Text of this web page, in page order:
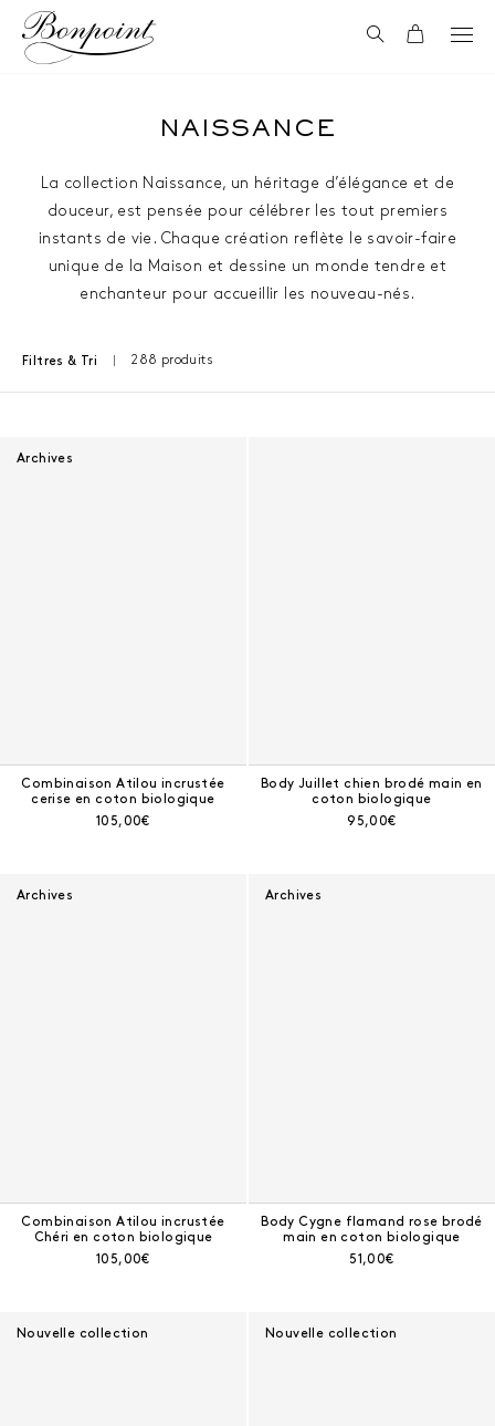
Aller directement au contenu
Recherche
Panier
NAISSANCE
La collection Naissance, un héritage d’élégance et de
douceur, est pensée pour célébrer les tout premiers
instants de vie. Chaque création reflète le savoir-faire
unique de la Maison et dessine un monde tendre et
enchanteur pour accueillir les nouveau-nés.
Filtres & Tri 288 produits
Archives
Combinaison Atilou incrustée
cerise en coton biologique
Prix courant :
105,00€
Body Juillet chien brodé main en
coton biologique
Prix courant :
95,00€
Archives
Combinaison Atilou incrustée
Chéri en coton biologique
Prix courant :
105,00€
Archives
Body Cygne flamand rose brodé
main en coton biologique
Prix courant :
51,00€
Nouvelle collection Nouvelle collection